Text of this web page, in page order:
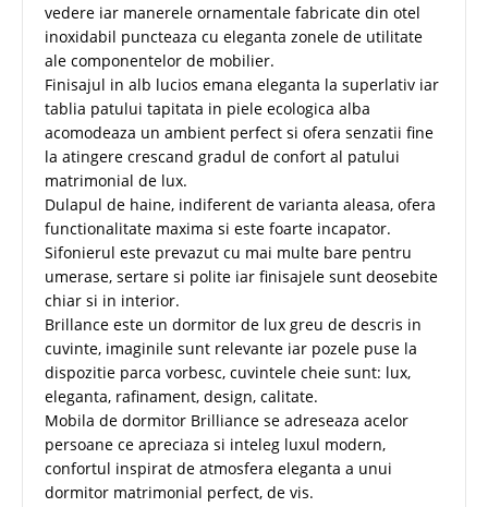
vedere iar manerele ornamentale fabricate din otel
inoxidabil puncteaza cu eleganta zonele de utilitate
ale componentelor de mobilier.
Finisajul in alb lucios emana eleganta la superlativ iar
tablia patului tapitata in piele ecologica alba
acomodeaza un ambient perfect si ofera senzatii fine
la atingere crescand gradul de confort al patului
matrimonial de lux.
Dulapul de haine, indiferent de varianta aleasa, ofera
functionalitate maxima si este foarte incapator.
Sifonierul este prevazut cu mai multe bare pentru
umerase, sertare si polite iar finisajele sunt deosebite
chiar si in interior.
Brillance este un dormitor de lux greu de descris in
cuvinte, imaginile sunt relevante iar pozele puse la
dispozitie parca vorbesc, cuvintele cheie sunt: lux,
eleganta, rafinament, design, calitate.
Mobila de dormitor Brilliance se adreseaza acelor
persoane ce apreciaza si inteleg luxul modern,
confortul inspirat de atmosfera eleganta a unui
dormitor matrimonial perfect, de vis.